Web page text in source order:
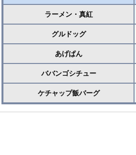
ラーメン・真紅
グルドッグ
あげぱん
ババンゴシチュー
ケチャップ飯バーグ